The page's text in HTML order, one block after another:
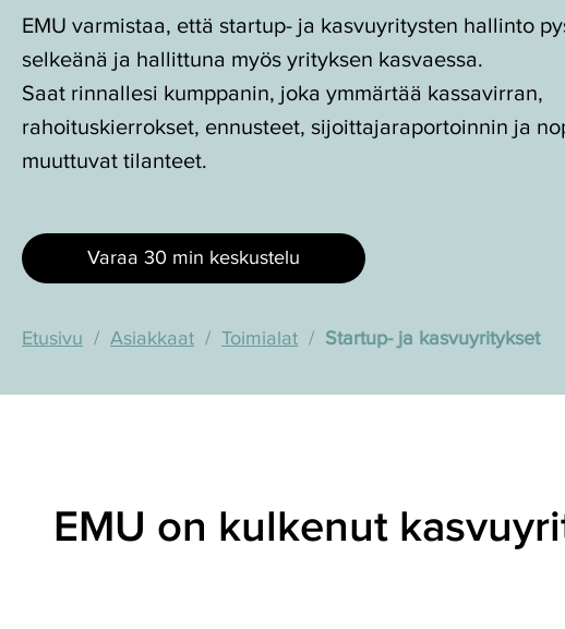
omistajille
Työnantajan
velvollisuudet
ja
oikeudet
ulkoistamalla
taloushallinto
Yrityksen
budjetointi
ja
ennustaminen
Moderni
rahoittaminen
Kasvuyrityksen
johtaminen
Muutosneuvottelut
tilanteet
lopettaminen
Tutustu
asiakaskokemuksiin
Tekemisemme
keskiössä
Mutta
annetaan
itsensä
Tutustu
Lue
Etusivu Asiakkaat Toimialat Startup- ja kasvuyritykset
EMU varmistaa, että startup- ja kasvuyritysten hallinto
selkeänä ja hallittuna myös yrityksen kasvaessa.
Saat rinnallesi kumppanin, joka ymmärtää kassavirran,
rahoituskierrokset, ennusteet, sijoittajaraportoinnin ja
muuttuvat tilanteet.
Varaa 30 min keskustelu
EMU on kulkenut